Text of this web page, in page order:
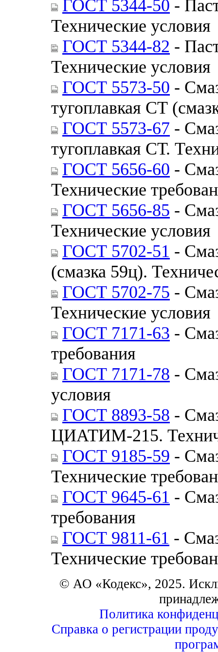
ГОСТ 5344-50 -
Технические условия
ГОСТ 5344-82 -
Технические условия
ГОСТ 5573-50 -
тугоплавкая СТ
ГОСТ 5573-67 -
тугоплавкая СТ.
ГОСТ 5656-60 -
Технические
ГОСТ 5656-85 -
Технические условия
ГОСТ 5702-51 -
(смазка 59ц).
ГОСТ 5702-75 -
Технические условия
ГОСТ 7171-63 -
требования
ГОСТ 7171-78 -
условия
ГОСТ 8893-58 -
ЦИАТИМ-215.
ГОСТ 9185-59 -
Технические
ГОСТ 9645-61 -
требования
ГОСТ 9811-61 -
Технические
© АО «Кодекс», 2025.
Политика
Справка о регистрации